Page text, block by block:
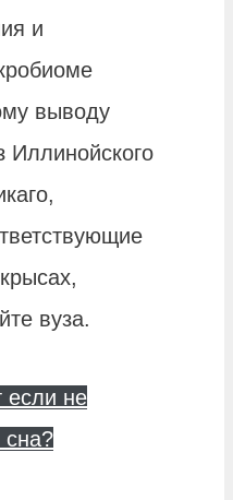
и
выводу
Иллинойского
вуза.
если не